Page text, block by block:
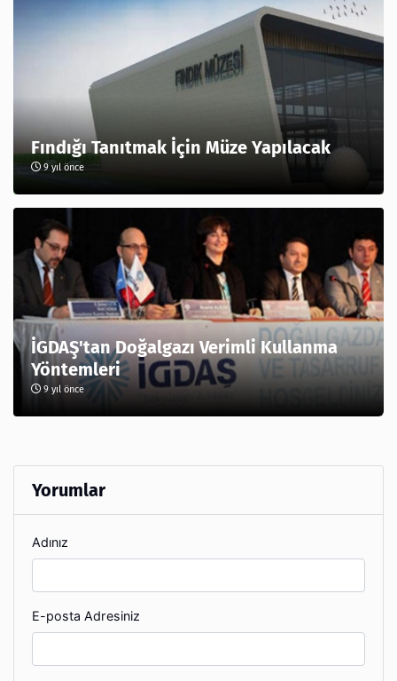
Fındığı Tanıtmak İçin Müze Yapılacak
9 yıl önce
İGDAŞ'tan Doğalgazı Verimli Kullanma
Yöntemleri
9 yıl önce
Yorumlar
Adınız
E-posta Adresiniz